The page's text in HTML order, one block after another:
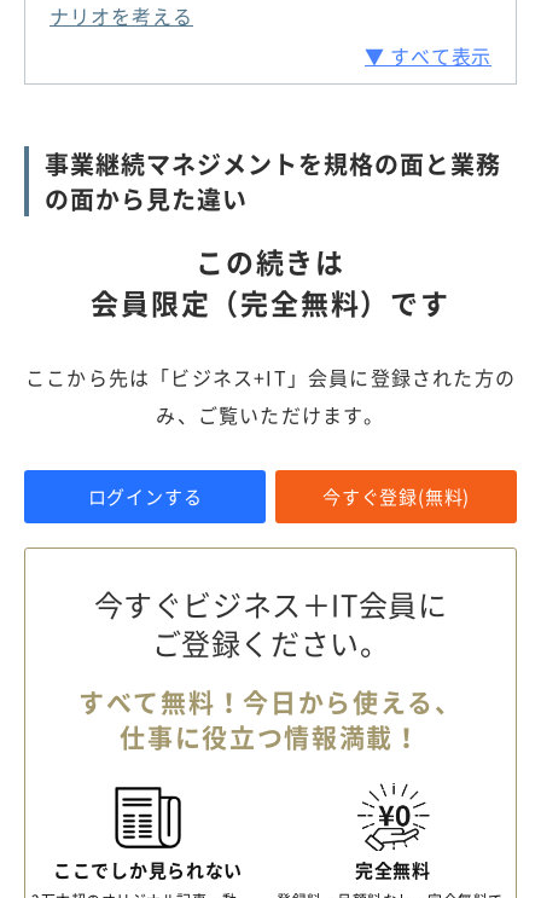
ナリオを考える
▼ すべて表示
事業継続マネジメントを規格の面と業務
の面から見た違い
この続きは
会員限定（完全無料）です
ここから先は「ビジネス+IT」会員に登録された方の
み、ご覧いただけます。
ログインする 今すぐ登録(無料)
今すぐビジネス＋IT会員に
ご登録ください。
すべて無料！今日から使える、
仕事に役立つ情報満載！
ここでしか見られない 完全無料